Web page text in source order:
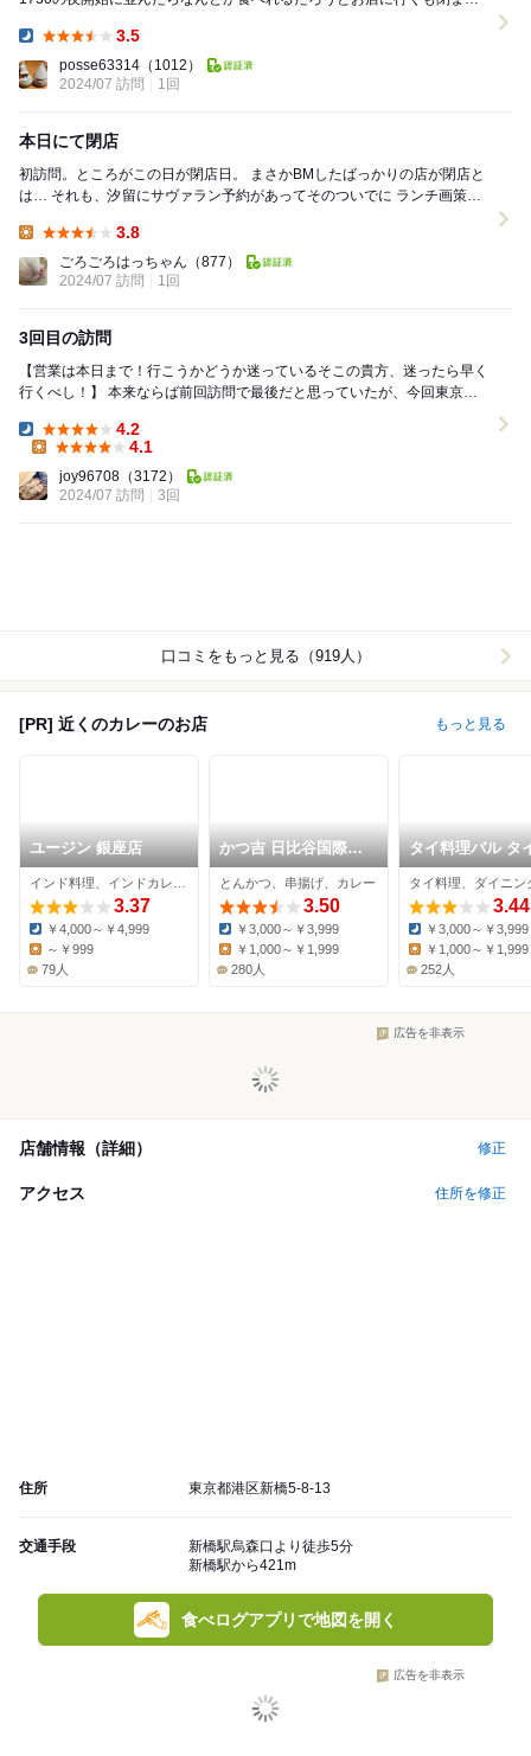
3.5
posse63314 （1012）
2024/07 訪問
1回
本日にて閉店
初訪問。ところがこの日が閉店日。 まさかBMしたばっかりの店が閉店と
は… それも、汐留にサヴァラン予約があってそのついでに ランチ画策し
3.8
ごろごろはっちゃん （877）
2024/07 訪問
1回
3回目の訪問
【営業は本日まで！行こうかどうか迷っているそこの貴方、迷ったら早く
行くべし！】 本来ならば前回訪問で最後だと思っていたが、今回東京に
Dinner:
4.2
4.1
joy96708 （3172）
2024/07 訪問
3回
口コミをもっと見る（919人）
[PR] 近くのカレーのお店 もっと見る
ユージン 銀座店
3.37
Dinner:
￥4,000～￥4,999
Lunch:
～￥999
79人
かつ吉 日比谷国際ビ
ル店
とんかつ、串揚げ、カレー
3.50
Dinner:
￥3,000～￥3,999
￥1,000～￥1,999
280人
タイ料理バル タ
3.44
Dinner:
￥3,000～￥3,999
￥1,000～￥1,999
252人
広告を非表示
店舗情報（詳細） 修正
アクセス 住所を修正
住所 東京都港区新橋5-8-13
交通手段
新橋駅烏森口より徒歩5分
新橋駅から421m
食べログアプリで地図を開く
広告を非表示